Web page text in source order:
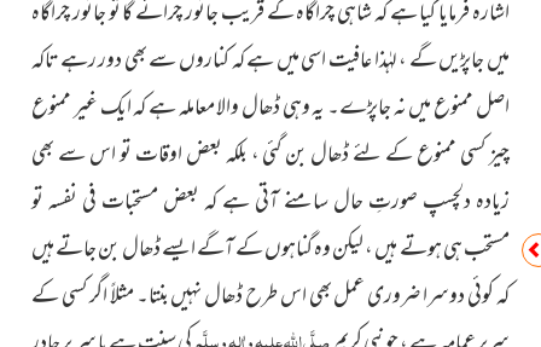
اشارہ فرمایا گیا ہے کہ شاہی چراگاہ کے قریب جانور چرائے گا تو جانور چراگاہ
میں جاپڑیں گے ، لہٰذا عافیت اسی میں ہے کہ کناروں سے بھی دور رہے تاکہ
اصل ممنوع میں نہ جاپڑے۔ یہ وہی ڈھال والا معاملہ ہے کہ ایک غیر ممنوع
چیز کسی ممنوع کے لئے ڈھال بن گئی ، بلکہ بعض اوقات تو اس سے بھی
زیادہ دلچسپ صورتِ حال سامنے آتی ہے کہ بعض مستحبات فی نفسہ تو
مستحب ہی ہوتے ہیں ، لیکن وہ گناہوں کے آگے ایسے ڈھال بن جاتے ہیں
کہ کوئی دوسرا ضروری عمل بھی اس طرح ڈھال نہیں بنتا۔ مثلاً اگر کسی کے